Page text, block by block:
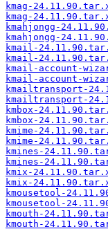
kmag-
kmag-
kmahjongg-
kmahjongg-
kmail-
kmail-
kmail-account-
kmail-account-
kmailtransport-
kmailtransport-
kmbox-
kmbox-
kmime-
kmime-
kmines-
kmines-
kmix-
kmix-
kmousetool-
kmousetool-
kmouth-
kmouth-